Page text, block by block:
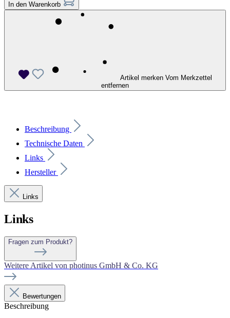
In den Warenkorb
Artikel merken Vom Merkzettel
entfernen
Beschreibung
Technische Daten
Links
Hersteller
Links
Links
Fragen zum Produkt?
Weitere Artikel von photinus GmbH & Co. KG
Bewertungen
Beschreibung